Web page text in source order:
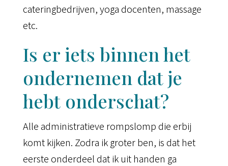
cateringbedrijven, yoga docenten, massage
etc.
Is er iets binnen het
ondernemen dat je
hebt onderschat?
Alle administratieve rompslomp die erbij
komt kijken. Zodra ik groter ben, is dat het
eerste onderdeel dat ik uit handen ga